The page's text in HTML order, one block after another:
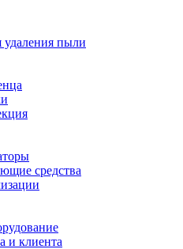
пыли
средства
и клиента